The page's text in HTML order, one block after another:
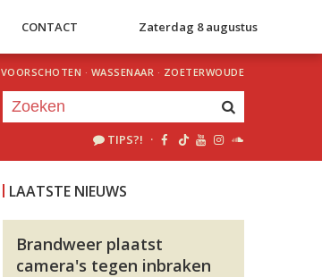
CONTACT Zaterdag 8 augustus
VOORSCHOTEN · WASSENAAR · ZOETERWOUDE
TIPS?! ·
LAATSTE NIEUWS
Brandweer plaatst
camera's tegen inbraken